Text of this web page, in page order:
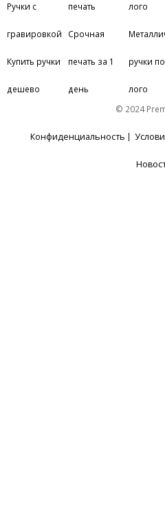
Ручки с
гравировкой
Купить ручки
дешево
печать
Срочная
печать за 1
день
лого
ручки
лого
© 2024
Конфиденциальность